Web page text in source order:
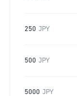
250 JPY
500 JPY
5000 JPY